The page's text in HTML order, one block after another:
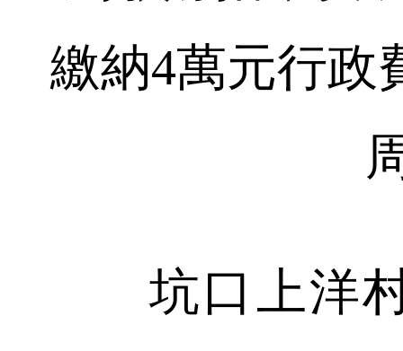
繳納4萬元行政
坑口上洋村